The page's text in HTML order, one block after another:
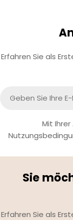
Erfahren Sie als
Mail
Mit
Sie
Erfahren Sie als